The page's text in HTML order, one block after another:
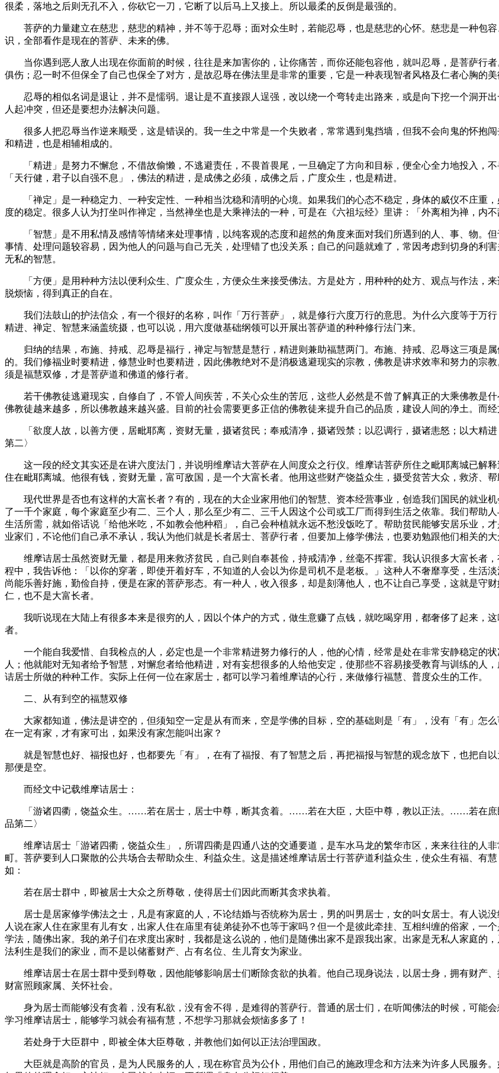
很柔，落地之后则无孔不入，你砍它一刀，它断了以后马上又接上。所以最柔的反倒是最强的。
菩萨的力量建立在慈悲，慈悲的精神，并不等于忍辱；面对众生时，若能忍辱，也是慈悲的心怀。慈悲是一种包
识，全部看作是现在的菩萨、未来的佛。
当你遇到恶人敌人出现在你面前的时候，往往是来加害你的，让你痛苦，而你还能包容他，就叫忍辱，是菩萨行
俱伤；忍一时不但保全了自己也保全了对方，是故忍辱在佛法里是非常的重要，它是一种表现智者风格及仁者心胸的美
忍辱的相似名词是退让，并不是懦弱。退让是不直接跟人逞强，改以绕一个弯转走出路来，或是向下挖一个洞开
人起冲突，但还是要想办法解决问题。
很多人把忍辱当作逆来顺受，这是错误的。我一生之中常是一个失败者，常常遇到鬼挡墙，但我不会向鬼的怀抱
和精进，也是相辅相成的。
「精进」是努力不懈怠，不借故偷懒，不逃避责任，不畏首畏尾，一旦确定了方向和目标，便全心全力地投入，
「天行健，君子以自强不息」，佛法的精进，是成佛之必须，成佛之后，广度众生，也是精进。
「禅定」是一种稳定力、一种安定性、一种相当沈稳和清明的心境。如果我们的心态不稳定，身体的威仪不庄重
度的稳定。很多人认为打坐叫作禅定，当然禅坐也是大乘禅法的一种，可是在《六祖坛经》里讲：「外离相为禅，内
「智慧」是不用私情及感情等情绪来处理事情，以纯客观的态度和超然的角度来面对我们所遇到的人、事、物。
事情、处理问题较容易，因为他人的问题与自己无关，处理错了也没关系；自己的问题就难了，常因考虑到切身的利
无私的智慧。
「方便」是用种种方法以便利众生、广度众生，方便众生来接受佛法。方是处方，用种种的处方、观点与作法，
脱烦恼，得到真正的自在。
我们法鼓山的护法信众，有一个很好的名称，叫作「万行菩萨」，就是修行六度万行的意思。为什么六度等于万行
精进、禅定、智慧来涵盖统摄，也可以说，用六度做基础纲领可以开展出菩萨道的种种修行法门来。
归纳的结果，布施、持戒、忍辱是福行，禅定与智慧是慧行，精进则兼助福慧两门。布施、持戒、忍辱这三项是
的。我们修福业时要精进，修慧业时也要精进，因此佛教绝对不是消极逃避现实的宗教，佛教是讲求效率和努力的宗
须是福慧双修，才是菩萨道和佛道的修行者。
若干佛教徒逃避现实，自修自了，不管人间疾苦，不关心众生的苦厄，这些人必然是不曾了解真正的大乘佛教是
佛教徒越来越多，所以佛教越来越兴盛。目前的社会需要更多正信的佛教徒来提升自己的品质，建设人间的净土。而经
「欲度人故，以善方便，居毗耶离，资财无量，摄诸贫民；奉戒清净，摄诸毁禁；以忍调行，摄诸恚怒；以大精
第二〉
这一段的经文其实还是在讲六度法门，并说明维摩诘大菩萨在人间度众之行仪。维摩诘菩萨所住之毗耶离城已解
住在毗耶离城。他很有钱，资财无量，富可敌国，是一个大富长者。他用这些财产饶益众生，摄受贫苦大众，救济、帮
现代世界是否也有这样的大富长者？有的，现在的大企业家用他们的智慧、资本经营事业，创造我们国民的就业
了一千个家庭，每个家庭至少有二、三个人，那么至少有二、三千人因这个公司或工厂而得到生活之依靠。我们帮助
生活所需，就如俗话说「给他米吃，不如教会他种稻」，自己会种植就永远不愁没饭吃了。帮助贫民能够安居乐业，
业家们，不论他们自己承不承认，我认为他们就是长者居士、菩萨行者，但要加上修学佛法，也要劝勉跟他们相关的大
维摩诘居士虽然资财无量，都是用来救济贫民，自己则自奉甚俭，持戒清净，丝毫不挥霍。我认识很多大富长者
程中，我告诉他：「以你的穿著，即使开着好车，不知道的人会以为你是司机不是老板。」这种人不奢靡享受，生活
尚能乐善好施，勤俭自持，便是在家的菩萨形态。有一种人，收入很多，却是刻薄他人，也不让自己享受，这就是守
仁，也不是大富长者。
我听说现在大陆上有很多本来是很穷的人，因以个体户的方式，做生意赚了点钱，就吃喝穿用，都奢侈了起来，
者。
一个能自我爱惜、自我检点的人，必定也是一个非常精进努力修行的人，他的心情，经常是处在非常安静稳定的
人；他就能对无知者给予智慧，对懈怠者给他精进，对有妄想很多的人给他安定，使那些不容易接受教育与训练的人
诘居士所做的种种工作。实际上任何一位在家居士，都可以学习着维摩诘的心行，来做修行福慧、普度众生的工作。
二、从有到空的福慧双修
大家都知道，佛法是讲空的，但须知空一定是从有而来，空是学佛的目标，空的基础则是「有」，没有「有」怎
在一定有家，才有家可出，如果没有家怎能叫出家？
就是智慧也好、福报也好，也都要先「有」，在有了福报、有了智慧之后，再把福报与智慧的观念放下，也把自以
那便是空。
而经文中记载维摩诘居士：
「游诸四衢，饶益众生。……若在居士，居士中尊，断其贪着。……若在大臣，大臣中尊，教以正法。……若在庶
品第二〉
维摩诘居士「游诸四衢，饶益众生」，所谓四衢是四通八达的交通要道，是车水马龙的繁华市区，来来往往的人
町。菩萨要到人口聚散的公共场合去帮助众生、利益众生。这是描述维摩诘居士行菩萨道利益众生，使众生有福、有
如：
若在居士群中，即被居士大众之所尊敬，使得居士们因此而断其贪求执着。
居士是居家修学佛法之士，凡是有家庭的人，不论结婚与否统称为居士，男的叫男居士，女的叫女居士。有人说
人说在家人住在家里有儿有女，出家人住在庙里有徒弟徒孙不也等于家吗？但一个是彼此牵挂、互相纠缠的俗家，一
学法，随佛出家。我的弟子们在求度出家时，我都是这么说的，他们是随佛出家不是跟我出家。出家是无私人家庭的
法利生是我们的家业，而不是以储蓄财产、占有名位、生儿育女为家业。
维摩诘居士在居士群中受到尊敬，因他能够影响居士们断除贪欲的执着。他自己现身说法，以居士身，拥有财产
财富照顾家属、关怀社会。
身为居士而能够没有贪着，没有私欲，没有舍不得，是难得的菩萨行。普通的居士们，在听闻佛法的时候，可能
学习维摩诘居士，能够学习就会有福有慧，不想学习那就会烦恼多多了！
若处身于大臣群中，即被全体大臣尊敬，并教他们如何以正法治理国政。
大臣就是高阶的官员，是为人民服务的人，现在称官员为公仆，用他们自己的施政理念和方法来为许多人民服务。